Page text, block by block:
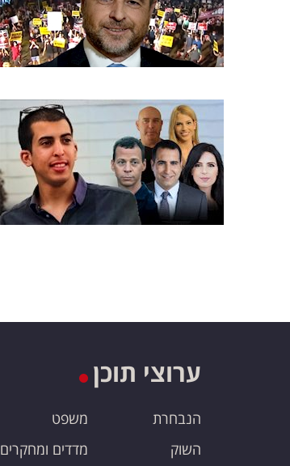
ערוצי תוכן
הנבחרת
השוק
משפט
מדדים ומחקרים